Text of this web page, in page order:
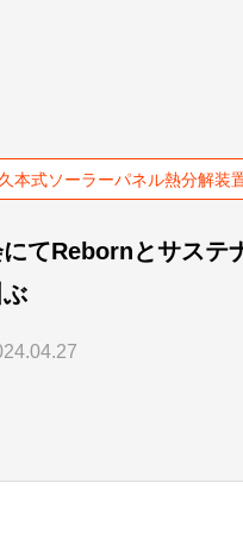
本式ソーラーパネル熱分解装
にてRebornとサステ